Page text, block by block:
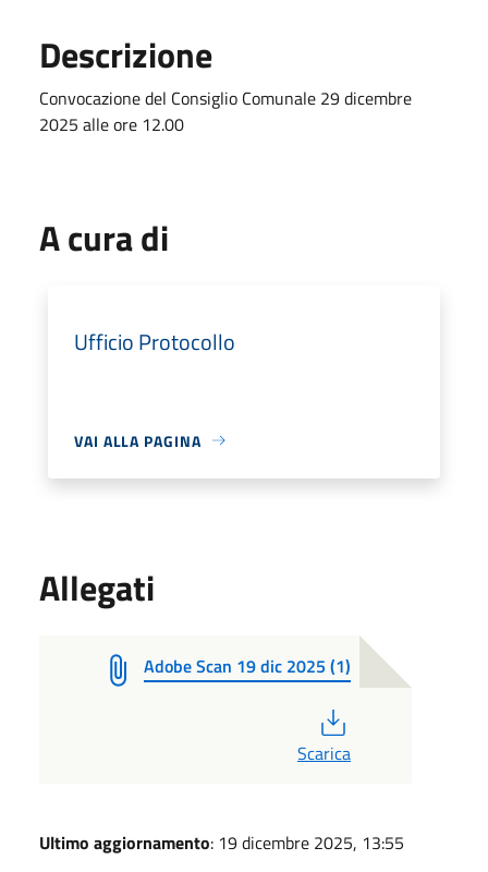
Descrizione
Convocazione del Consiglio Comunale 29 dicembre
2025 alle ore 12.00
A cura di
Ufficio Protocollo
VAI ALLA PAGINA
Allegati
Adobe Scan 19 dic 2025 (1)
Scarica
Ultimo aggiornamento: 19 dicembre 2025, 13:55